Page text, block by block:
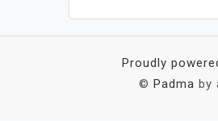
Proudly
© Padma by